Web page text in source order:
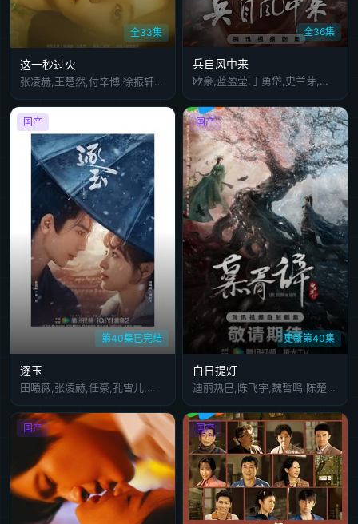
全33集
这一秒过火
张凌赫,王楚然,付辛博,徐振轩,鹤秋,王籽苏,胡杏儿,沙宝亮,吴莫愁,毛孩,鹿骐,苇青,刘令姿,康可人,陈东阳,黄博远,斓曦,张弓,金俊秀,陈欣予
全36集
兵自风中来
欧豪,蓝盈莹,丁勇岱,史兰芽,刘奕君,阮巨,李幼斌,侯勇,于景骁,王春宇,关亚军,杨舒,吴岳阳,张进,陈方舟,陈启杰,周德华,赵长洲,赵荀,费鲤齐,夏侯镔,徐洪浩,傅程鹏,谢心
国产
第40集已完结
逐玉
田曦薇,张凌赫,任豪,孔雪儿,邓凯,李卿,喻钟黎,刘琳,严屹宽,岳旸,杜淳,谭凯,毛林林,叶祖新,于洋,李建义,田丽,寇占文,付淼,卢勇,苑冉,王九胜,高卿尘,贾妮,金珈,林沐然,林思意,何昶希,高上淇,李殿尊,管云鹏,管梓净,张舒沦,李昱唯,向夏,韩浩天,王亭文,曹晏宁,吴佳峻,杨贺文
国产
更新第40集
白日提灯
迪丽热巴,陈飞宇,魏哲鸣,陈楚河,张俪,尤宪超,安悦溪,傅铂涵,高寒,古子成,徐崴罗,丁嘉文,赵弈钦,杨肸子,徐滨,阎必果
国产 国产